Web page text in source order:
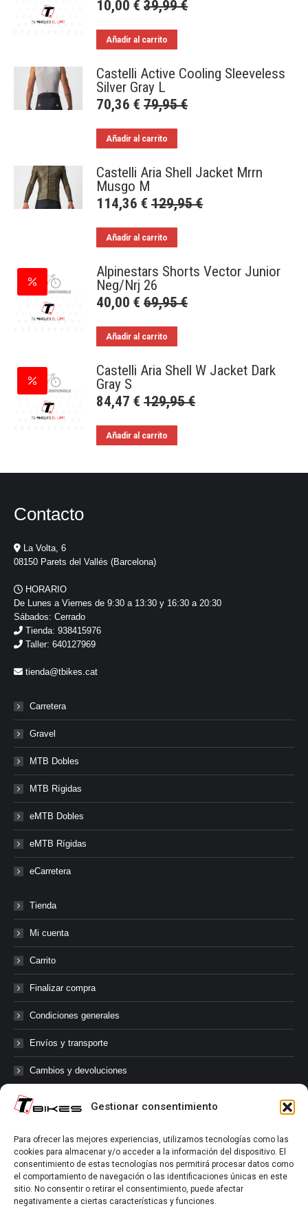
Gestionar consentimiento
Para ofrecer las mejores experiencias, utilizamos tecnologías como las
cookies para almacenar y/o acceder a la información del dispositivo. El
consentimiento de estas tecnologías nos permitirá procesar datos como
el comportamiento de navegación o las identificaciones únicas en este
sitio. No consentir o retirar el consentimiento, puede afectar
negativamente a ciertas características y funciones.
10,00 € 39,99€
Añadir al carrito
Castelli Active Cooling Sleeveless
Silver Gray L
70,36 € 79,95€
Añadir al carrito
Castelli Aria Shell Jacket Mrrn
Musgo M
114,36 € 129,95€
Añadir al carrito
Alpinestars Shorts Vector Junior
Neg/Nrj 26
40,00 € 69,95€
Añadir al carrito
Castelli Aria Shell W Jacket Dark
Gray S
84,47 € 129,95€
Añadir al carrito
Contacto
La Volta, 6
08150 Parets del Vallés (Barcelona)
HORARIO
De Lunes a Viernes de 9:30 a 13:30 y 16:30 a 20:30
Sábados: Cerrado
Tienda: 938415976
Taller: 640127969
tienda@tbikes.cat
Carretera
Gravel
MTB Dobles
MTB Rígidas
eMTB Dobles
eMTB Rígidas
eCarretera
Tienda
Mi cuenta
Carrito
Finalizar compra
Condiciones generales
Envíos y transporte
Cambios y devoluciones
@tbikes.cat #tbikes
Síguenos en las redes sociales de Tbikes, mantente informado de
nuestras novedades, productos, salidas en grupo, ofertas, sorteos ...
y muchos más!